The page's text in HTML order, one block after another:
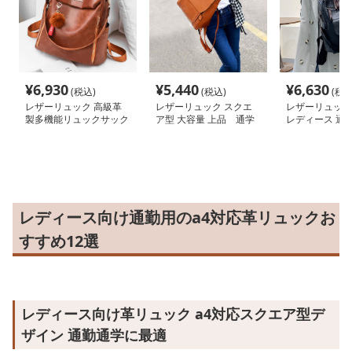
¥6,930(税込)
レザーリュック 高級革
製多機能リュックサック
¥5,440(税込)
レザーリュック スクエ
ア型 大容量 上品 通学
¥6,630(税
レザーリュッ
レディース 通
レディース向け通勤用のa4対応革リュックお
すすめ12選
レディース向け革リュック a4対応スクエア型デ
ザイン 通勤通学に最適